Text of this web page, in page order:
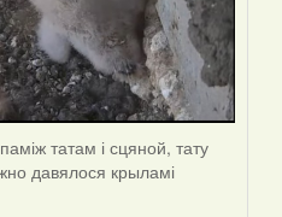
татам і сцяной, тату
давялося крыламі